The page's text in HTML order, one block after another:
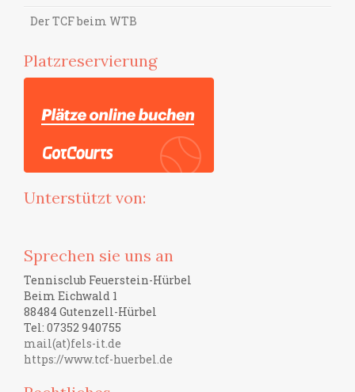
Der TCF beim WTB
Platzreservierung
Unterstützt von:
Sprechen sie uns an
Tennisclub Feuerstein-Hürbel
Beim Eichwald 1
88484 Gutenzell-Hürbel
Tel: 07352 940755
mail(at)fels-it.de
https://www.tcf-huerbel.de